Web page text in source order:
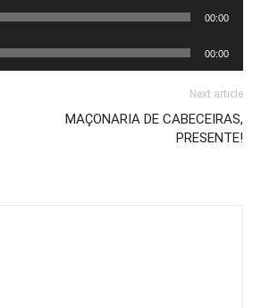
00:00
00:00
Next article
MAÇONARIA DE CABECEIRAS,
PRESENTE!